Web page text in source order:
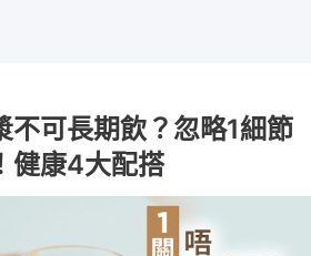
不可長期飲？忽略1細節
健康4大配搭